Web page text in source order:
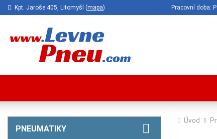
Kpt. Jaroše 405, Litomyšl (mapa) Pracovní doba:
PNEUMATIKY
Úvod